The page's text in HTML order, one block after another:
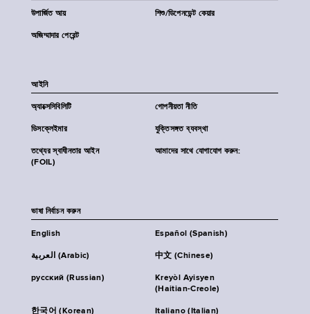
উপার্জিত আয় শিশু/ডিপেনডেন্ট কেয়ার
অজিম্মাদার পেরেন্ট
আইনি
অ্যাক্সেসিবিলিটি গোপনীয়তা নীতি
ডিসক্লেইমার যুক্তিসঙ্গত ব্যবস্থা
তথ্যের স্বাধীনতার আইন
(FOIL)
আমাদের সাথে যোগাযোগ করুন:
ভাষা নির্বাচন করুন
English Español (Spanish)
العربية (Arabic) 中文 (Chinese)
русский (Russian)
Kreyòl Ayisyen
(Haitian-Creole)
한국어 (Korean) Italiano (Italian)